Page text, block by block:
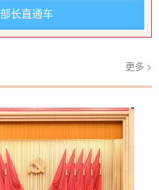
部长直通车
更多 >